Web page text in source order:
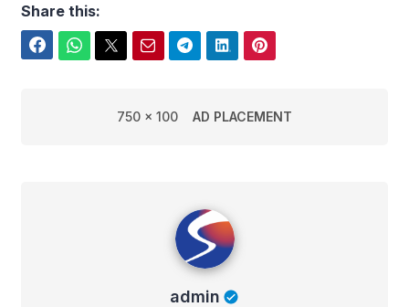
Share this:
750 x 100 AD PLACEMENT
admin